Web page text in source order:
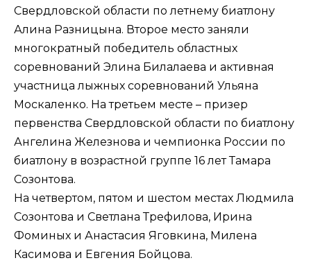
Свердловской области по летнему биатлону
Алина Разницына. Второе место заняли
многократный победитель областных
соревнований Элина Билалаева и активная
участница лыжных соревнований Ульяна
Москаленко. На третьем месте – призер
первенства Свердловской области по биатлону
Ангелина Железнова и чемпионка России по
биатлону в возрастной группе 16 лет Тамара
Созонтова.
На четвертом, пятом и шестом местах Людмила
Созонтова и Светлана Трефилова, Ирина
Фоминых и Анастасия Яговкина, Милена
Касимова и Евгения Бойцова.